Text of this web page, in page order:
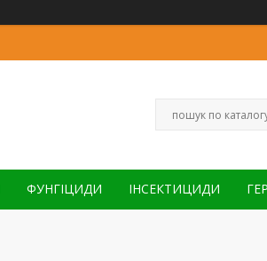
ФУНГІЦИДИ ІНСЕКТИЦИДИ